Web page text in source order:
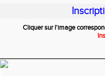
Cliquer sur l'image